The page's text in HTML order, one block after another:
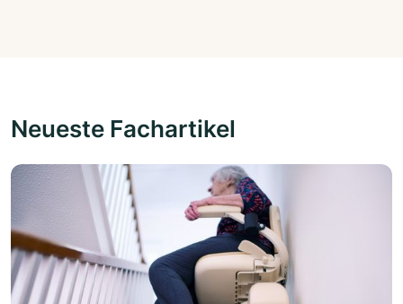
Neueste Fachartikel